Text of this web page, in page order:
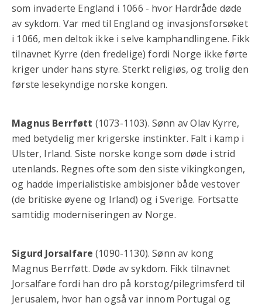
som invaderte England i 1066 - hvor Hardråde døde
av sykdom. Var med til England og invasjonsforsøket
i 1066, men deltok ikke i selve kamphandlingene. Fikk
tilnavnet Kyrre (den fredelige) fordi Norge ikke førte
kriger under hans styre. Sterkt religiøs, og trolig den
første lesekyndige norske kongen.
Magnus Berrføtt (1073-1103). Sønn av Olav Kyrre,
med betydelig mer krigerske instinkter. Falt i kamp i
Ulster, Irland. Siste norske konge som døde i strid
utenlands. Regnes ofte som den siste vikingkongen,
og hadde imperialistiske ambisjoner både vestover
(de britiske øyene og Irland) og i Sverige. Fortsatte
samtidig moderniseringen av Norge.
Sigurd Jorsalfare (1090-1130). Sønn av kong
Magnus Berrføtt. Døde av sykdom. Fikk tilnavnet
Jorsalfare fordi han dro på korstog/pilegrimsferd til
Jerusalem, hvor han også var innom Portugal og